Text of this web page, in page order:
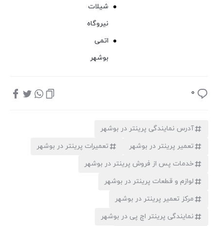
شیلات
نیروگاه
اتمی
بوشهر
0
آدرس نمایندگی پرینتر در بوشهر
تعمیر پرینتر در بوشهر
تعمیرات پرینتر در بوشهر
خدمات پس از فروش پرینتر در بوشهر
لوازم و قطعات پرینتر در بوشهر
مرکز تعمیر پرینتر در بوشهر
نمایندگی پرینتر اچ پی در بوشهر